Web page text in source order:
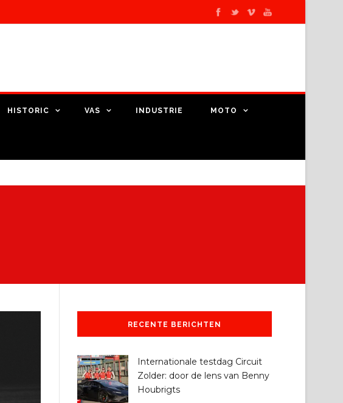
HISTORIC VAS INDUSTRIE MOTO
RECENTE BERICHTEN
Internationale testdag Circuit
Zolder: door de lens van Benny
Houbrigts